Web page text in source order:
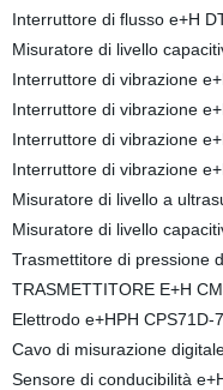
Interruttore di flusso e+H
Misuratore di livello
Interruttore di vibrazione
Interruttore di vibrazione
Interruttore di vibrazione
Interruttore di vibrazione
Misuratore di livello a
Misuratore di livello
Trasmettitore di pressione
TRASMETTITORE E+H
Elettrodo e+HPH CPS71D-
Cavo di misurazione
Sensore di conducibilità